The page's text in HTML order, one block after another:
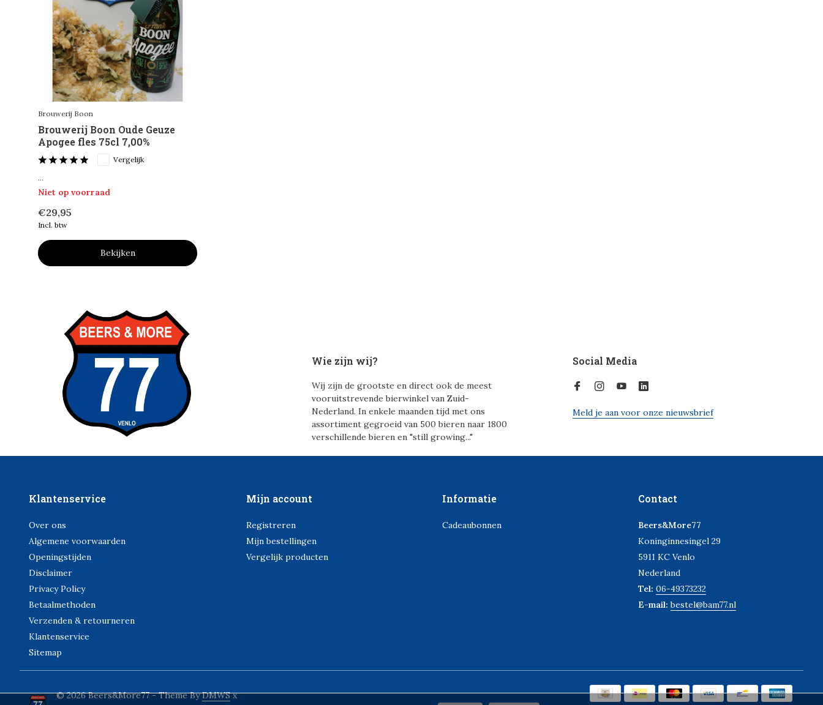
Brouwerij Boon
Brouwerij Boon Oude Geuze
Apogee fles 75cl 7,00%
Vergelijk
...
Niet op voorraad
€29,95
Incl. btw
Bekijken
Wie zijn wij?
Wij zijn de grootste en direct ook de meest
vooruitstrevende bierwinkel van Zuid-
Nederland. In enkele maanden tijd met ons
assortiment gegroeid van 500 bieren naar 1800
verschillende bieren en "still growing..."
Social Media
Meld je aan voor onze nieuwsbrief
Klantenservice
Over ons
Algemene voorwaarden
Openingstijden
Disclaimer
Privacy Policy
Betaalmethoden
Verzenden & retourneren
Klantenservice
Sitemap
Mijn account
Registreren
Mijn bestellingen
Vergelijk producten
Informatie
Cadeaubonnen
Contact
Beers&More77
Koninginnesingel 29
5911 KC Venlo
Nederland
Tel: 06-49373232
E-mail:bestel@bam77.nl
© 2026 Beers&More77 - Theme ByDMWSx